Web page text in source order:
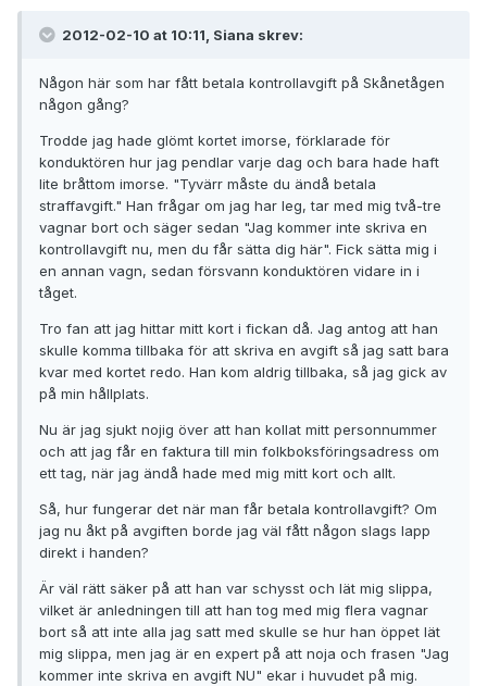
2012-02-10 at 10:11, Siana skrev:
Någon här som har fått betala kontrollavgift på Skånetågen
någon gång?
Trodde jag hade glömt kortet imorse, förklarade för
konduktören hur jag pendlar varje dag och bara hade haft
lite bråttom imorse. "Tyvärr måste du ändå betala
straffavgift." Han frågar om jag har leg, tar med mig två-tre
vagnar bort och säger sedan "Jag kommer inte skriva en
kontrollavgift nu, men du får sätta dig här". Fick sätta mig i
en annan vagn, sedan försvann konduktören vidare in i
tåget.
Tro fan att jag hittar mitt kort i fickan då. Jag antog att han
skulle komma tillbaka för att skriva en avgift så jag satt bara
kvar med kortet redo. Han kom aldrig tillbaka, så jag gick av
på min hållplats.
Nu är jag sjukt nojig över att han kollat mitt personnummer
och att jag får en faktura till min folkboksföringsadress om
ett tag, när jag ändå hade med mig mitt kort och allt.
Så, hur fungerar det när man får betala kontrollavgift? Om
jag nu åkt på avgiften borde jag väl fått någon slags lapp
direkt i handen?
Är väl rätt säker på att han var schysst och lät mig slippa,
vilket är anledningen till att han tog med mig flera vagnar
bort så att inte alla jag satt med skulle se hur han öppet lät
mig slippa, men jag är en expert på att noja och frasen "Jag
kommer inte skriva en avgift NU" ekar i huvudet på mig.